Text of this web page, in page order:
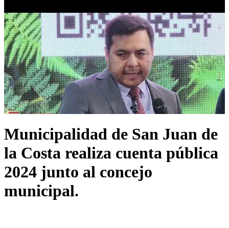
Municipalidad de San Juan de
la Costa realiza cuenta pública
2024 junto al concejo
municipal.